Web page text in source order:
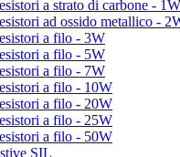
a strato di carbone -
ad ossido metallico -
a filo - 3W
a filo - 5W
a filo - 7W
a filo - 10W
a filo - 20W
a filo - 25W
a filo - 50W
SIL